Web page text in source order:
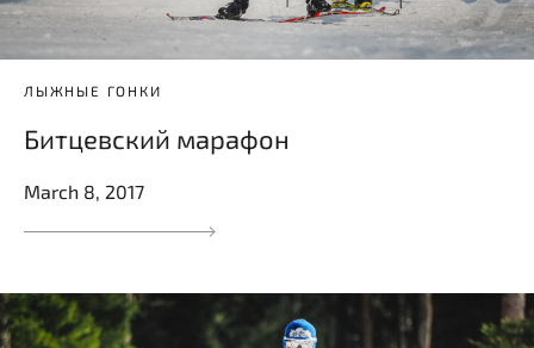
ЛЫЖНЫЕ ГОНКИ
Битцевский марафон
March 8, 2017